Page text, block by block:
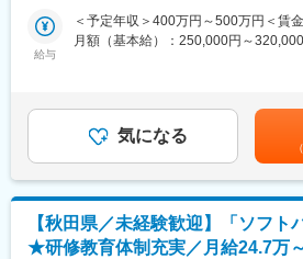
複合機等のキヤノン製オフィス機器を
へ訪問し、機器の保守点検作業、修理
がる適切な提案を適宜行い、その結
ックする活動を行う
■休日出勤、夜間勤務について：
・所属する組織によっては、休日出勤
給与
＜予定年収＞400万円～500万円＜賃
月額（基本給）：250,000円～
あくまでも目安の金額であり、選考を
ります。月給(月額)は固定手当を含め
気になる
【秋田県／未経験歓迎】「ソフト
★研修教育体制充実／月給24.7万